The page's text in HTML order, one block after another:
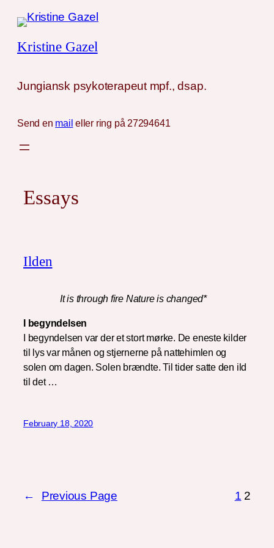
content
Kristine Gazel
Jungiansk psykoterapeut mpf., dsap.
Send en mail eller ring på 27294641
Essays
Ilden
It is through fire Nature is changed*
I begyndelsen
I begyndelsen var der et stort mørke. De eneste kilder
til lys var månen og stjernerne på nattehimlen og
solen om dagen. Solen brændte. Til tider satte den ild
til det …
February 18, 2020
← Previous Page 1 2